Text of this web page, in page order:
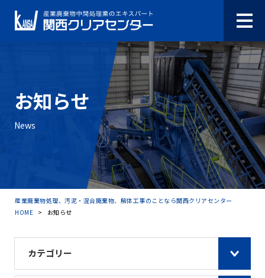
お知らせ
News
産業廃棄物処理、汚泥・混合廃棄物、解体工事のことなら関西クリアセンター
HOME > お知らせ
カテゴリー